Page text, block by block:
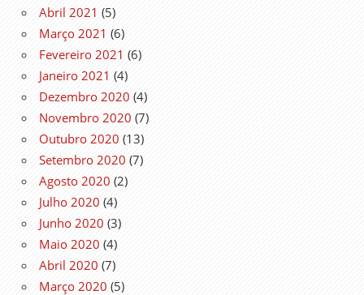
Abril 2021 (5)
Março 2021 (6)
Fevereiro 2021 (6)
Janeiro 2021 (4)
Dezembro 2020 (4)
Novembro 2020 (7)
Outubro 2020 (13)
Setembro 2020 (7)
Agosto 2020 (2)
Julho 2020 (4)
Junho 2020 (3)
Maio 2020 (4)
Abril 2020 (7)
Março 2020 (5)